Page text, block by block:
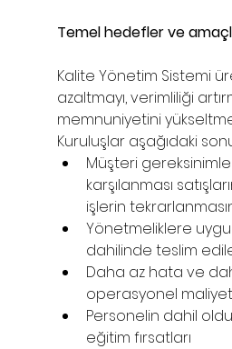
Temel hedefler ve
Kalite Yönetim Sistemi
azaltmayı, verimliliği
memnuniyetini
Kuruluşlar aşağıdaki
Müşteri
karşılanması
işlerin
Yönetmeliklere
dahilinde teslim
Daha az hata ve
operasyonel
Personelin dahil
eğitim fırsatları